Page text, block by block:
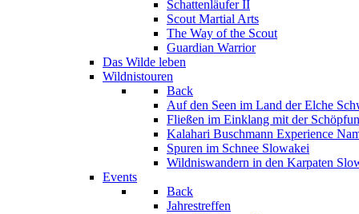
Schattenläufer II
Scout Martial Arts
The Way of the Scout
Guardian Warrior
Das Wilde leben
Wildnistouren
Back
Auf den Seen im Land der Elche
Fließen im Einklang mit der
Kalahari Buschmann Experience
Spuren im Schnee Slowakei
Wildniswandern in den Karpaten
Events
Back
Jahrestreffen